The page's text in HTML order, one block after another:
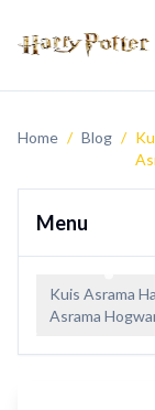
Home / Blog /
Menu
Kuis Asrama
Asrama